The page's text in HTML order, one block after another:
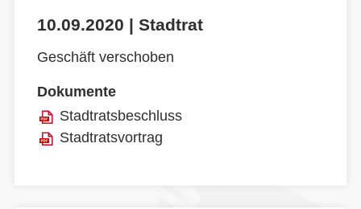
10.09.2020 | Stadtrat
Geschäft verschoben
Dokumente
Stadtratsbeschluss
Stadtratsvortrag